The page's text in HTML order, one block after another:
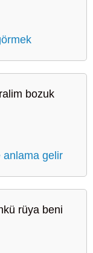
bozuk
anlama gelir
rüya beni